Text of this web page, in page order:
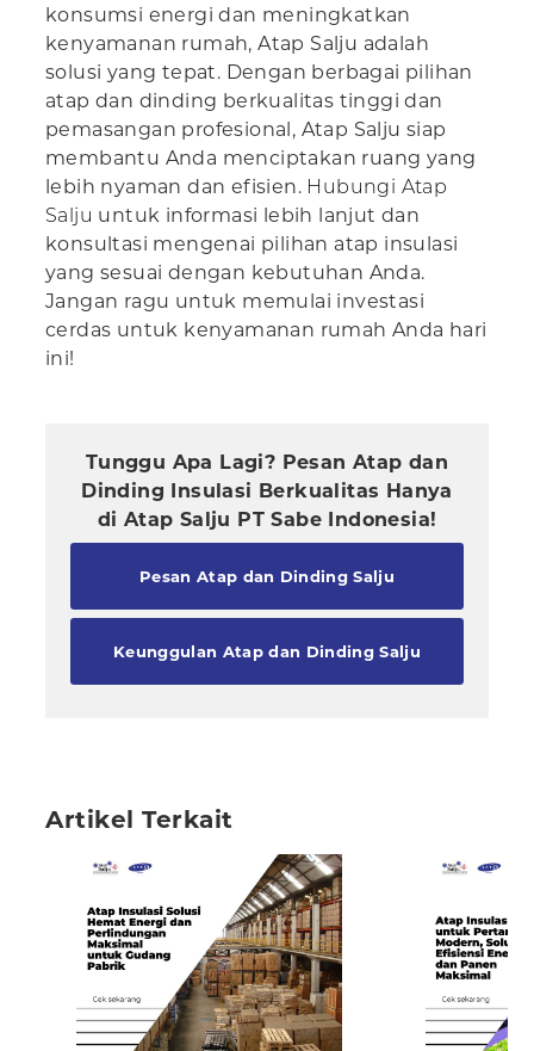
konsumsi energi dan meningkatkan
kenyamanan rumah, Atap Salju adalah
solusi yang tepat. Dengan berbagai pilihan
atap dan dinding berkualitas tinggi dan
pemasangan profesional, Atap Salju siap
membantu Anda menciptakan ruang yang
lebih nyaman dan efisien. Hubungi Atap
Salju untuk informasi lebih lanjut dan
konsultasi mengenai pilihan atap insulasi
yang sesuai dengan kebutuhan Anda.
Jangan ragu untuk memulai investasi
cerdas untuk kenyamanan rumah Anda hari
ini!
Tunggu Apa Lagi? Pesan Atap dan
Dinding Insulasi Berkualitas Hanya
di Atap Salju PT Sabe Indonesia!
Pesan Atap dan Dinding Salju
Keunggulan Atap dan Dinding Salju
Artikel Terkait